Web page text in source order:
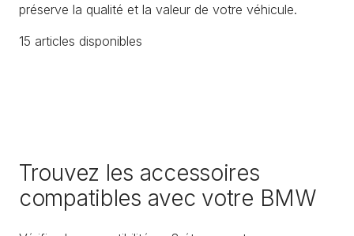
préserve la qualité et la valeur de votre véhicule.
15 articles disponibles
Trouvez les accessoires
compatibles avec votre BMW